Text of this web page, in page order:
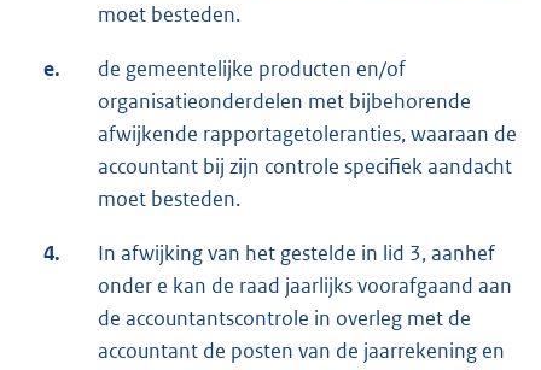
moet besteden.
e.
de gemeentelijke producten en/of
organisatieonderdelen met bijbehorende
afwijkende rapportagetoleranties, waaraan de
accountant bij zijn controle specifiek aandacht
moet besteden.
4.
In afwijking van het gestelde in lid 3, aanhef
onder e kan de raad jaarlijks voorafgaand aan
de accountantscontrole in overleg met de
accountant de posten van de jaarrekening en